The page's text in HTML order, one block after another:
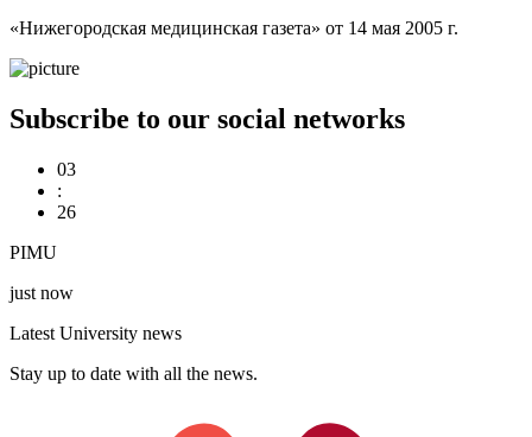
«Нижегородская медицинская газета» от 14 мая 2005 г.
Subscribe to our social networks
03
:
26
PIMU
just now
Latest University news
Stay up to date with all the news.